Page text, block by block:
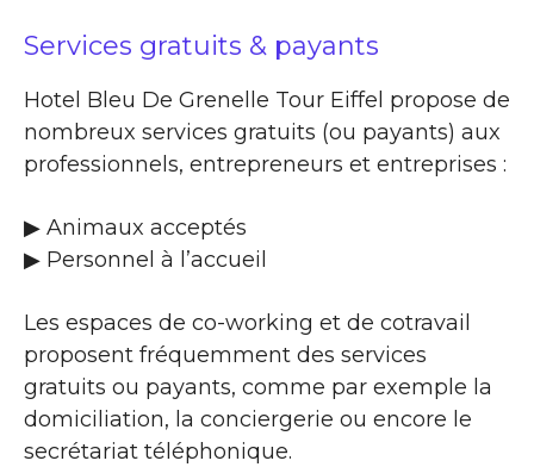
Services gratuits & payants
Hotel Bleu De Grenelle Tour Eiffel propose de
nombreux services gratuits (ou payants) aux
professionnels, entrepreneurs et entreprises :
▶​ Animaux acceptés
▶​ Personnel à l’accueil
Les espaces de co-working et de cotravail
proposent fréquemment des services
gratuits ou payants, comme par exemple la
domiciliation, la conciergerie ou encore le
secrétariat téléphonique.